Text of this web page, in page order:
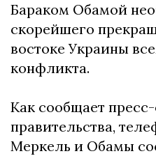
Бараком Обамой
скорейшего
востоке Украины
конфликта.
Как сообщает
правительства,
Меркель и Обамы